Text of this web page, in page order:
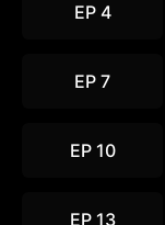
EP 4
EP 7
EP 10
EP 13